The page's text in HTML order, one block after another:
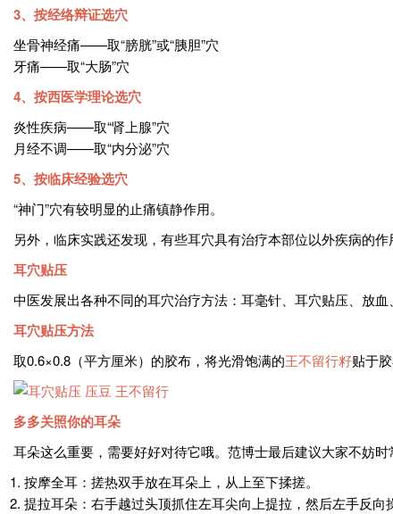
3、按经络辩证选穴
坐骨神经痛——取“膀胱”或“胰胆”穴
牙痛——取“大肠”穴
4、按西医学理论选穴
炎性疾病——取“肾上腺”穴
月经不调——取“内分泌”穴
5、按临床经验选穴
“神门”穴有较明显的止痛镇静作用。
另外，临床实践还发现，有些耳穴具有治疗本部位以外疾病的作
耳穴贴压
中医发展出各种不同的耳穴治疗方法：耳毫针、耳穴贴压、放
耳穴贴压方法
取0.6×0.8（平方厘米）的胶布，将光滑饱满的王不留行籽贴于
多多关照你的耳朵
耳朵这么重要，需要好好对待它哦。范博士最后建议大家不妨
按摩全耳：搓热双手放在耳朵上，从上至下揉搓。
提拉耳朵：右手越过头顶抓住左耳尖向上提拉，然后左手反向